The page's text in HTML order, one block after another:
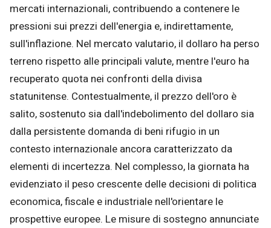
mercati internazionali, contribuendo a contenere le
pressioni sui prezzi dell'energia e, indirettamente,
sull'inflazione. Nel mercato valutario, il dollaro ha perso
terreno rispetto alle principali valute, mentre l'euro ha
recuperato quota nei confronti della divisa
statunitense. Contestualmente, il prezzo dell'oro è
salito, sostenuto sia dall'indebolimento del dollaro sia
dalla persistente domanda di beni rifugio in un
contesto internazionale ancora caratterizzato da
elementi di incertezza. Nel complesso, la giornata ha
evidenziato il peso crescente delle decisioni di politica
economica, fiscale e industriale nell'orientare le
prospettive europee. Le misure di sostegno annunciate